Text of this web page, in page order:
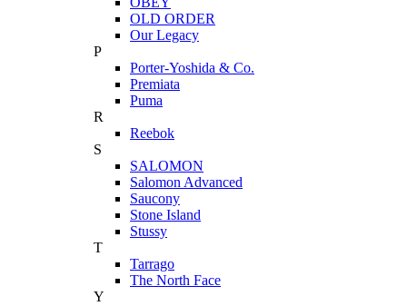
OLD ORDER
Our Legacy
P
Porter-Yoshida & Co.
Premiata
Puma
R
Reebok
S
SALOMON
Salomon Advanced
Saucony
Stone Island
Stussy
T
Tarrago
The North Face
Y